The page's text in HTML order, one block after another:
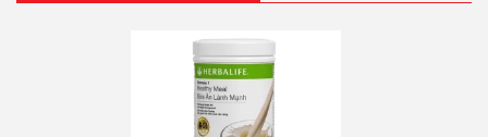
.
0
0